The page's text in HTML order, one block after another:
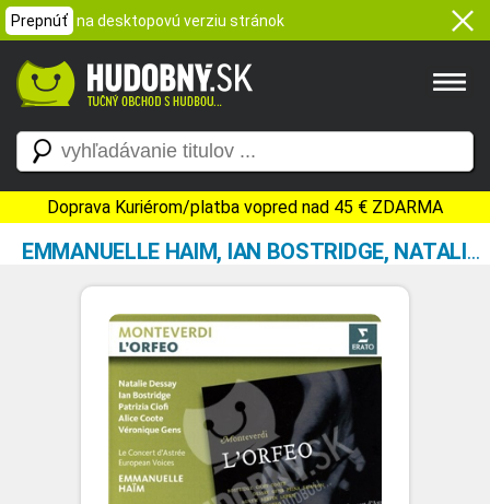
Prepnúť na desktopovú verziu stránok
Doprava Kuriérom/platba vopred nad 45 € ZDARMA
EMMANUELLE HAIM, IAN BOSTRIDGE, NATALIE DESSAY,